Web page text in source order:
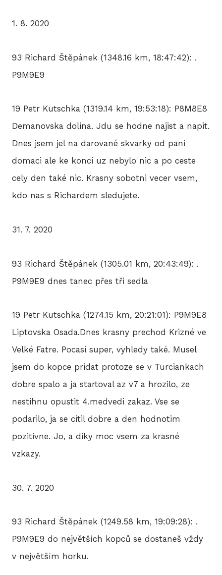
1. 8. 2020
93 Richard Štěpánek (1348.16 km, 18:47:42): .
P9M9E9
19 Petr Kutschka (1319.14 km, 19:53:18): P8M8E8
Demanovska dolina. Jdu se hodne najist a napit.
Dnes jsem jel na darované skvarky od pani
domaci ale ke konci uz nebylo nic a po ceste
cely den také nic. Krasny sobotni vecer vsem,
kdo nas s Richardem sledujete.
31. 7. 2020
93 Richard Štěpánek (1305.01 km, 20:43:49): .
P9M9E9 dnes tanec přes tři sedla
19 Petr Kutschka (1274.15 km, 20:21:01): P9M9E8
Liptovska Osada.Dnes krasny prechod Krizné ve
Velké Fatre. Pocasi super, vyhledy také. Musel
jsem do kopce pridat protoze se v Turciankach
dobre spalo a ja startoval az v7 a hrozilo, ze
nestihnu opustit 4.medvedi zakaz. Vse se
podarilo, ja se citil dobre a den hodnotim
pozitivne. Jo, a diky moc vsem za krasné
vzkazy.
30. 7. 2020
93 Richard Štěpánek (1249.58 km, 19:09:28): .
P9M9E9 do největších kopců se dostaneš vždy
v největším horku.